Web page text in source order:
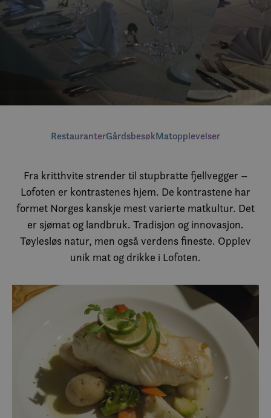
RestauranterGårdsbesøkMatopplevelser
Fra kritthvite strender til stupbratte fjellvegger –
Lofoten er kontrastenes hjem. De kontrastene har
formet Norges kanskje mest varierte matkultur. Det
er sjømat og landbruk. Tradisjon og innovasjon.
Tøylesløs natur, men også verdens fineste. Opplev
unik mat og drikke i Lofoten.